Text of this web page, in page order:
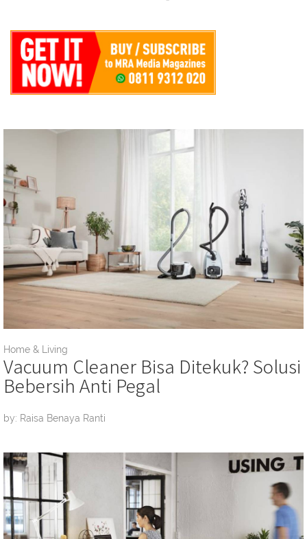
Home & Living
Vacuum Cleaner Bisa Ditekuk? Solusi
Bebersih Anti Pegal
by: Raisa Benaya Ranti